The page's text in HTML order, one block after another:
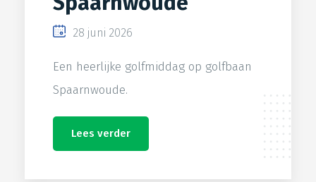
28 juni 2026
Een heerlijke golfmiddag op golfbaan
Spaarnwoude.
Lees verder